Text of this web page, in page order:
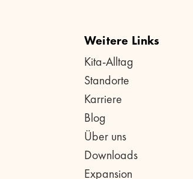
Weitere Links
Kita-Alltag
Standorte
Karriere
Blog
Über uns
Downloads
Expansion